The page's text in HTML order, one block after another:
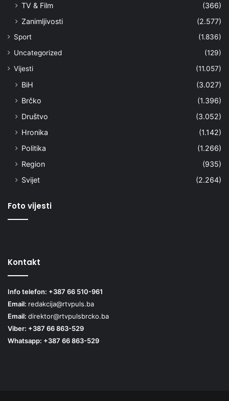
TV & Film
(366)
Zanimljivosti
(2.577)
Sport
(1.836)
Uncategorized
(129)
Vijesti
(11.057)
BiH
(3.027)
Brčko
(1.396)
Društvo
(3.052)
Hronika
(1.142)
Politika
(1.266)
Region
(935)
Svijet
(2.264)
Foto vijesti
Kontakt
Info telefon: +387 66 510-961
Email: redakcija@rtvpuls.ba
Email: direktor@rtvpulsbrcko.ba
Viber: +387 66 863-529
Whatsapp: +387 66 863-529